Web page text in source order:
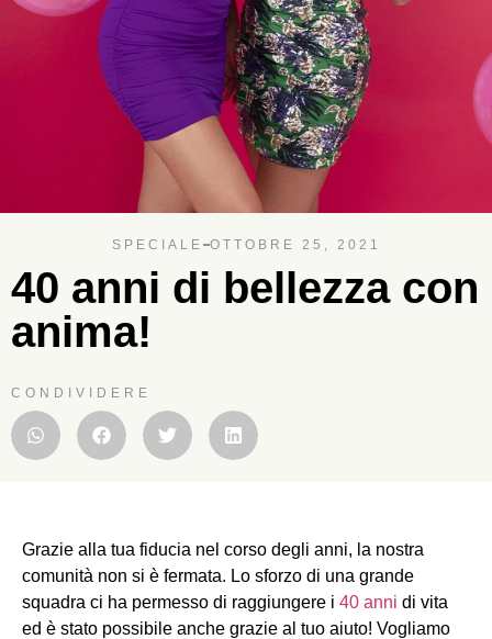
SPECIALE OTTOBRE 25, 2021
40 anni di bellezza con
anima!
CONDIVIDERE
Grazie alla tua fiducia nel corso degli anni, la nostra
comunità non si è fermata. Lo sforzo di una grande
squadra ci ha permesso di raggiungere i 40 anni di vita
ed è stato possibile anche grazie al tuo aiuto! Vogliamo